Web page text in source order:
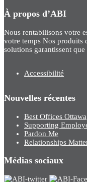
À propos d’ABI
Nous rentabilisons votre
votre temps Nos produits
solutions garantissent
Accessibilité
Nouvelles récentes
Best Offices Ottawa
Supporting
Pardon Me
Relationships
Médias sociaux